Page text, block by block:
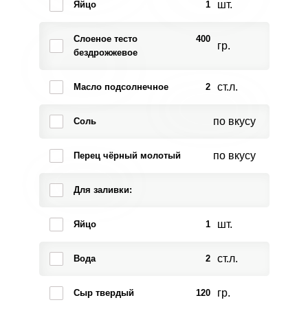
Яйцо 1 шт.
Слоеное тесто
бездрожжевое
400
гр.
Масло подсолнечное 2 ст.л.
Соль по вкусу
Перец чёрный молотый по вкусу
Для заливки:
Яйцо 1 шт.
Вода 2 ст.л.
Сыр твердый 120 гр.